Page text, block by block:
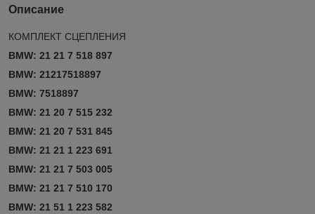
Описание
КОМПЛЕКТ СЦЕПЛЕНИЯ
BMW: 21 21 7 518 897
BMW: 21217518897
BMW: 7518897
BMW: 21 20 7 515 232
BMW: 21 20 7 531 845
BMW: 21 21 1 223 691
BMW: 21 21 7 503 005
BMW: 21 21 7 510 170
BMW: 21 51 1 223 582